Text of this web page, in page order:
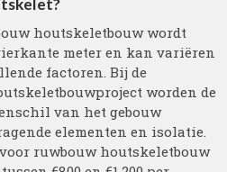
houtskeletbouw wordt
meter en kan variëren
factoren. Bij de
worden de
van het gebouw
elementen en isolatie.
ruwbouw houtskeletbouw